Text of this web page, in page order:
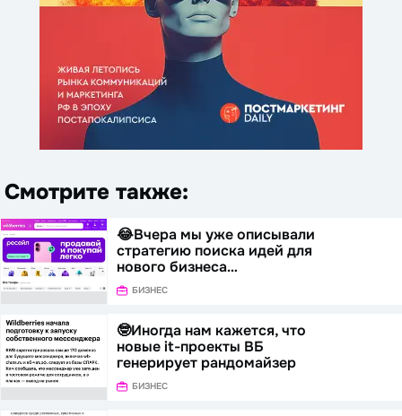
Смотрите также:
😂Вчера мы уже описывали
стратегию поиска идей для
нового бизнеса…
БИЗНЕС
🤓Иногда нам кажется, что
новые it-проекты ВБ
генерирует рандомайзер
БИЗНЕС